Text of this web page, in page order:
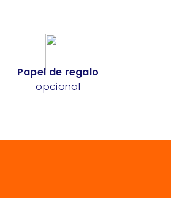
Papel de regalo
opcional